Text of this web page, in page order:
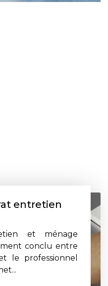
entretien
et ménage
conclu entre
le professionnel